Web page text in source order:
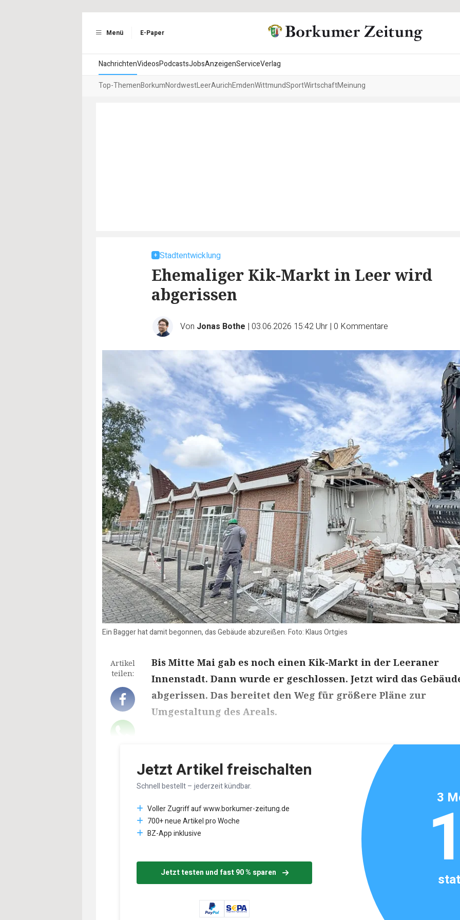
Menü E-Paper
NachrichtenVideosPodcastsJobsAnzeigenServiceVerlag
Top-ThemenBorkumNordwestLeerAurichEmdenWittmundSportWirtschaftMeinung
Stadtentwicklung
Ehemaliger Kik-Markt in Leer wird
abgerissen
Von Jonas Bothe | 03.06.2026 15:42 Uhr | 0 Kommentare
Ein Bagger hat damit begonnen, das Gebäude abzureißen. Foto: Klaus Ortgies
Artikel
teilen:
Bis Mitte Mai gab es noch einen Kik-Markt in der Leeraner
Innenstadt. Dann wurde er geschlossen. Jetzt wird das
abgerissen. Das bereitet den Weg für größere Pläne zur
Umgestaltung des Areals.
Jetzt Artikel freischalten
Schnell bestellt – jederzeit kündbar.
Voller Zugriff auf www.borkumer-zeitung.de
700+ neue Artikel pro Woche
BZ-App inklusive
Jetzt testen und fast 90 % sparen
3